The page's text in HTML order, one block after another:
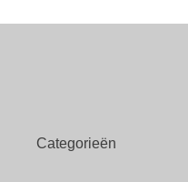
Categorieën